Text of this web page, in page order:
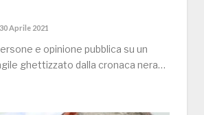
30 Aprile 2021
e opinione pubblica su un
ghettizzato dalla cronaca nera…